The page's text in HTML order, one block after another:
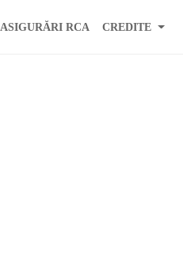
ASIGURĂRI RCA CREDITE